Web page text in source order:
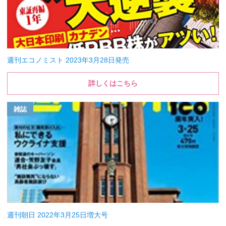
週刊エコノミスト 2023年3月28日発売
詳しくはこちら
雑誌
週刊朝日 2022年3月25日増大号